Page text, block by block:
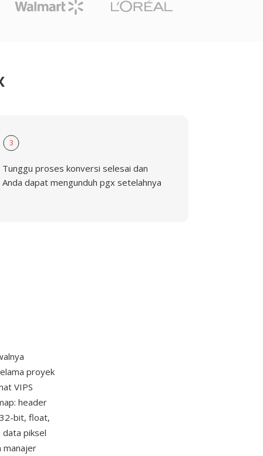
3
Tunggu proses konversi selesai dan
Anda dapat mengunduh pgx setelahnya
proyek
VIPS
header
bit, float,
piksel
manajer